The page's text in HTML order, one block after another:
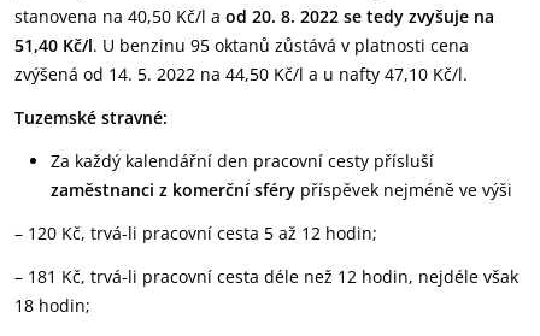
stanovena na 40,50 Kč/l a od 20. 8. 2022 se tedy zvyšuje na
51,40 Kč/l. U benzinu 95 oktanů zůstává v platnosti cena
zvýšená od 14. 5. 2022 na 44,50 Kč/l a u nafty 47,10 Kč/l.
Tuzemské stravné:
Za každý kalendářní den pracovní cesty přísluší
zaměstnanci z komerční sféry příspěvek nejméně ve výši
– 120 Kč, trvá-li pracovní cesta 5 až 12 hodin;
– 181 Kč, trvá-li pracovní cesta déle než 12 hodin, nejdéle však
18 hodin;